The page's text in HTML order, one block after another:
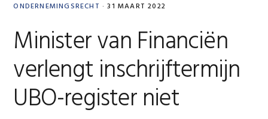
ONDERNEMINGSRECHT · 31 MAART 2022
Minister van Financiën
verlengt inschrijftermijn
UBO-register niet